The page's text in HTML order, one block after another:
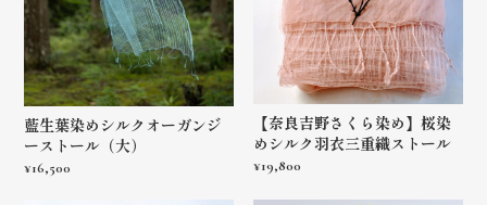
藍生葉染めシルクオーガンジ
ーストール（大）
¥16,500
【奈良吉野さくら染め】桜染
めシルク羽衣三重織ストール
¥19,800